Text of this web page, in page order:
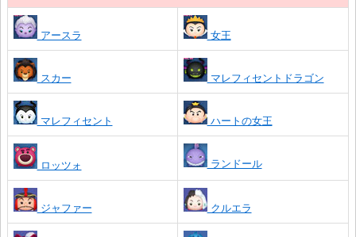
アースラ 女王
スカー マレフィセントドラゴン
マレフィセント ハートの女王
ロッツォ ランドール
ジャファー クルエラ